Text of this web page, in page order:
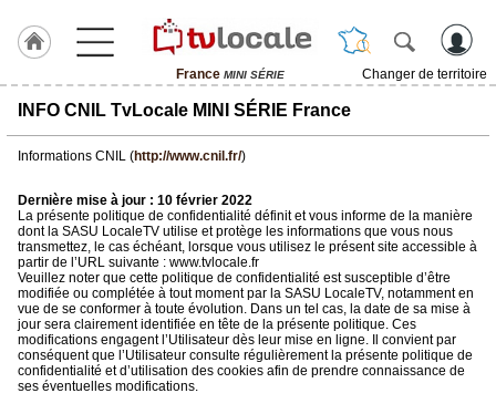
France MINI SÉRIE
Changer de territoire
J'adhère
Hulcoq
TvLocale
France
Accueil
RUBRIQUES
Agenda
Gazette
INFO CNIL TvLocale MINI SÉRIE France
Informations CNIL (http://www.cnil.fr/)
Dernière mise à jour : 10 février 2022
La présente politique de confidentialité définit et vous informe de la manière
dont la SASU LocaleTV utilise et protège les informations que vous nous
transmettez, le cas échéant, lorsque vous utilisez le présent site accessible à
partir de l’URL suivante : www.tvlocale.fr
Veuillez noter que cette politique de confidentialité est susceptible d’être
modifiée ou complétée à tout moment par la SASU LocaleTV, notamment en
vue de se conformer à toute évolution. Dans un tel cas, la date de sa mise à
jour sera clairement identifiée en tête de la présente politique. Ces
modifications engagent l’Utilisateur dès leur mise en ligne. Il convient par
conséquent que l’Utilisateur consulte régulièrement la présente politique de
confidentialité et d’utilisation des cookies afin de prendre connaissance de
ses éventuelles modifications.